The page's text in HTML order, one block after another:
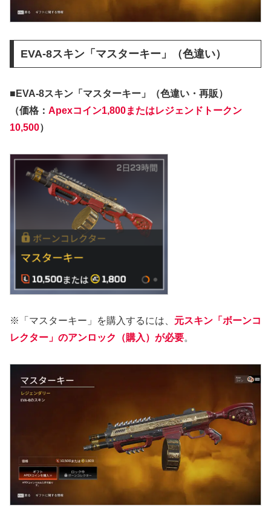
EVA-8スキン「マスターキー」（色違い）
■EVA-8スキン「マスターキー」（色違い・再販）
（価格： Apexコイン1,800またはレジェンドトークン
10,500）
※「マスターキー」を購入するには、 元スキン「ボーンコ
レクター」のアンロック（購入）が必要。